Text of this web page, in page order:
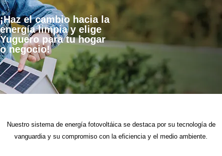
¡Haz el cambio hacia la
energía limpia y elige
Yuguero para tu hogar
o negocio!
Nuestro sistema de energía fotovoltáica se destaca por su tecnología de
vanguardia y su compromiso con la eficiencia y el medio ambiente.